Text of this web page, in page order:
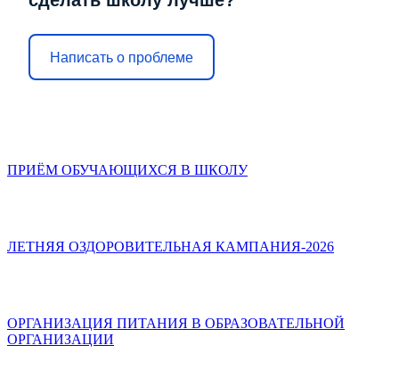
Написать о проблеме
ПРИЁМ ОБУЧАЮЩИХСЯ В ШКОЛУ
ЛЕТНЯЯ ОЗДОРОВИТЕЛЬНАЯ КАМПАНИЯ-2026
ОРГАНИЗАЦИЯ ПИТАНИЯ В ОБРАЗОВАТЕЛЬНОЙ
ОРГАНИЗАЦИИ